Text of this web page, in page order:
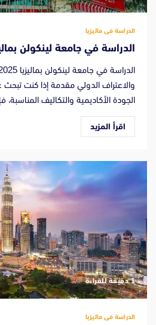
الدراسة فى ماليزيا
الدراسة في جامعة لينكولن بماليزيا
والاعتراف الدولي مقدمة إذا كنت
الجودة الأكاديمية والتكاليف المناسبة،
اقرأ المزيد
‫1 دقيقة للقراءة
الدراسة فى ماليزيا